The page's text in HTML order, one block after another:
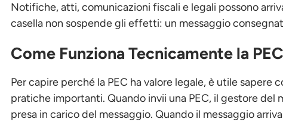
Notifiche, atti, comunicazioni fiscali e legali possono
casella non sospende gli effetti: un messaggio
Come Funziona Tecnicamente la
Per capire perché la PEC ha valore legale, è utile
pratiche importanti. Quando invii una PEC, il gestore del
presa in carico del messaggio. Quando il messaggio